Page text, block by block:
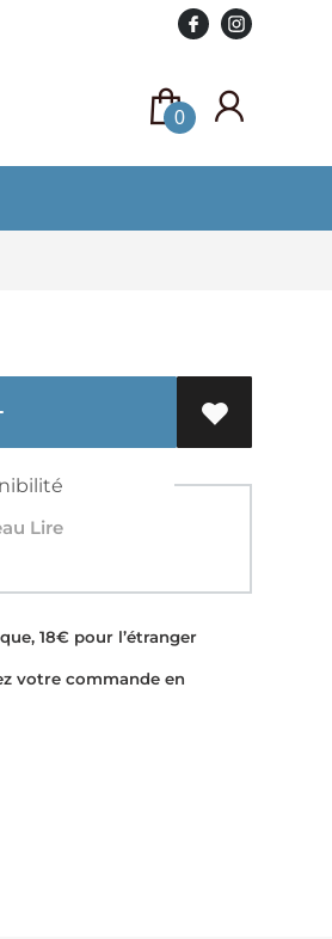
0
Lire
18€ pour l’étranger
votre commande en